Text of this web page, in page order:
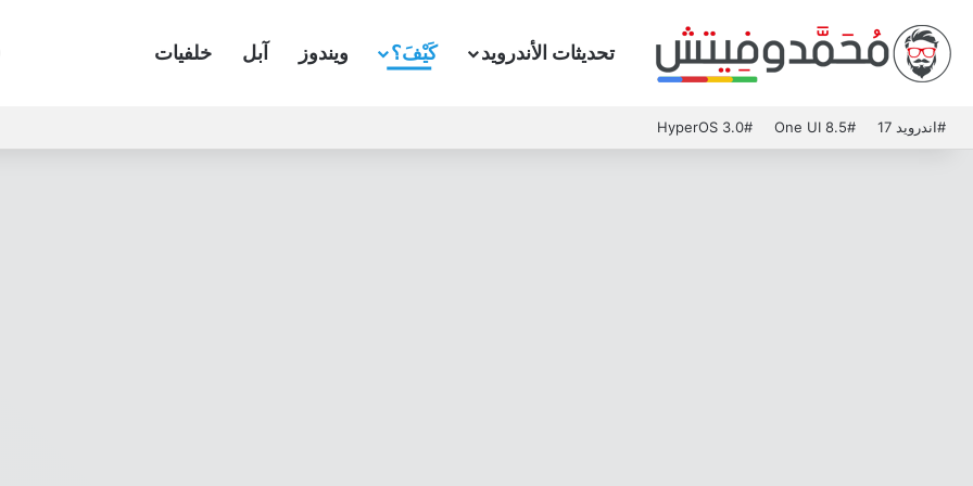
تحديثات الأندرويد كَيْفَ؟ ويندوز آبل خلفيات
#اندرويد 17 #One UI 8.5
#HyperOS 3.0